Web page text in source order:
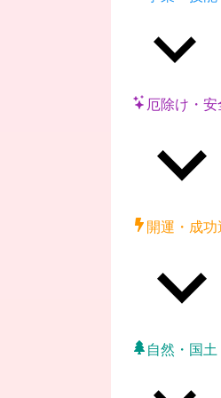
厄除け・安
開運・成功
自然・国土